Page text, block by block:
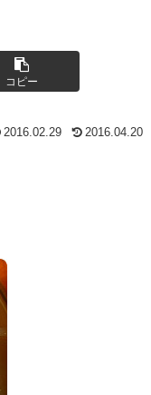
コピー
2016.02.29 2016.04.20